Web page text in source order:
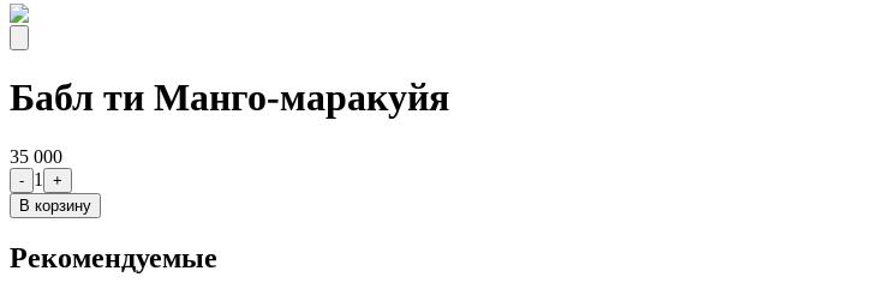
Бабл ти Манго-маракуйя
35 000
- 1
+
В корзину
Рекомендуемые